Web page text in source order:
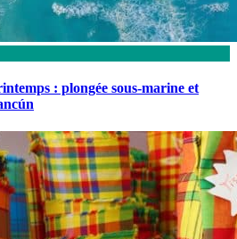
: plongée sous-marine et